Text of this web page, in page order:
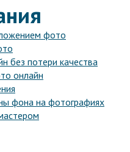
фото
без потери качества
онлайн
фона на фотографиях